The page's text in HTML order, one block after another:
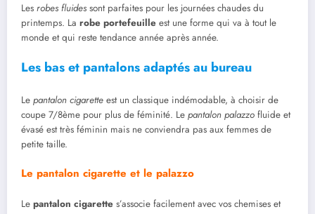
Les robes fluides sont parfaites pour les journées chaudes du
printemps. La robe portefeuille est une forme qui va à tout le
monde et qui reste tendance année après année.
Les bas et pantalons adaptés au bureau
Le pantalon cigarette est un classique indémodable, à choisir de
coupe 7/8ème pour plus de féminité. Le pantalon palazzo fluide et
évasé est très féminin mais ne conviendra pas aux femmes de
petite taille.
Le pantalon cigarette et le palazzo
Le pantalon cigarette s’associe facilement avec vos chemises et